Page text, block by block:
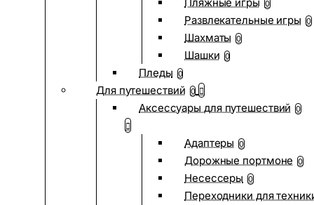
0
Развлекательные игры 0
Шахматы 0
Шашки 0
Пледы 0
Для путешествий 0
Аксессуары для путешествий 0
Адаптеры 0
Дорожные портмоне 0
Несессеры 0
Переходники для